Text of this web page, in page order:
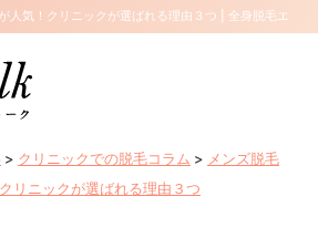
人気！クリニックが選ばれる理由３つ | 全身脱毛エ
> クリニックでの脱毛コラム > メンズ脱毛
リニックが選ばれる理由３つ